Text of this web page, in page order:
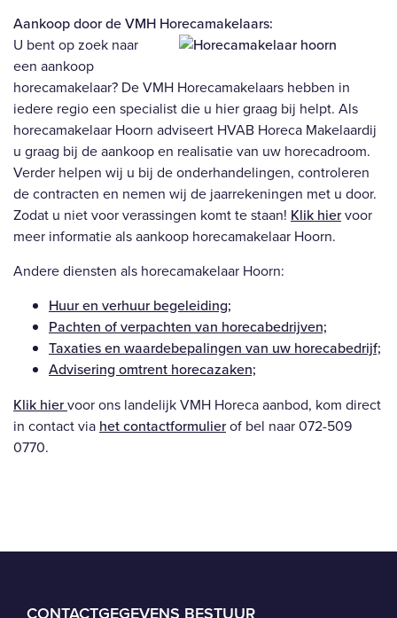
Aankoop door de VMH Horecamakelaars:
U bent op zoek naar
een aankoop
horecamakelaar? De VMH Horecamakelaars hebben in
iedere regio een specialist die u hier graag bij helpt. Als
horecamakelaar Hoorn adviseert HVAB Horeca Makelaardij
u graag bij de aankoop en realisatie van uw horecadroom.
Verder helpen wij u bij de onderhandelingen, controleren
de contracten en nemen wij de jaarrekeningen met u door.
Zodat u niet voor verassingen komt te staan! Klik hiervoor
meer informatie als aankoop horecamakelaar Hoorn.
Andere diensten als horecamakelaar Hoorn:
Huur en verhuur begeleiding;
Pachten of verpachten van horecabedrijven;
Taxaties en waardebepalingen van uw horecabedrijf;
Advisering omtrent horecazaken;
Klik hiervoor ons landelijk VMH Horeca aanbod, kom direct
in contact via het contactformulierof bel naar 072-509
0770.